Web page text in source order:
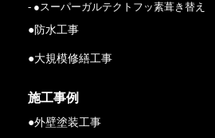
- ●スーパーガルテクトフッ素葺き替え
●防水工事
●大規模修繕工事
施工事例
●外壁塗装工事